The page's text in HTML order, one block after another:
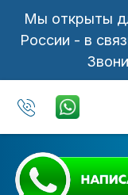
Мы открыты
России - в